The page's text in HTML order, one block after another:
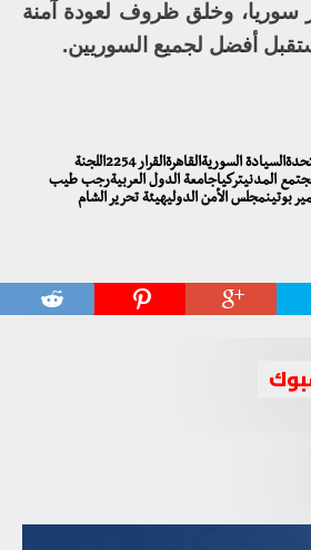
سوريا، وخلق ظروف لعودة آمنة
أفضل لجميع السوريين.
إدلبالأمم المتحدةالسيادة السوريةالقاهرةالقرار 2254اللجنة
المدنيتركياجامعة الدول العربيةرجب طيب
بوتينمجلس الأمن الدوليهيئة تحرير الشام